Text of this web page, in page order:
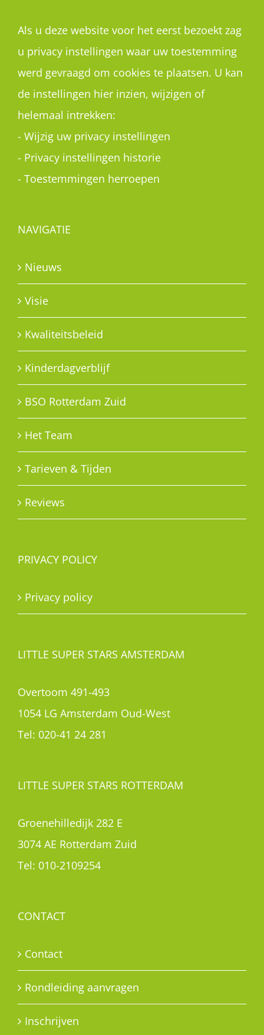
Als u deze website voor het eerst bezoekt zag
u privacy instellingen waar uw toestemming
werd gevraagd om cookies te plaatsen. U kan
de instellingen hier inzien, wijzigen of
helemaal intrekken:
- Wijzig uw privacy instellingen
- Privacy instellingen historie
- Toestemmingen herroepen
NAVIGATIE
Nieuws
Visie
Kwaliteitsbeleid
Kinderdagverblijf
BSO Rotterdam Zuid
Het Team
Tarieven & Tijden
Reviews
PRIVACY POLICY
Privacy policy
LITTLE SUPER STARS AMSTERDAM
Overtoom 491-493
1054 LG Amsterdam Oud-West
Tel: 020-41 24 281
LITTLE SUPER STARS ROTTERDAM
Groenehilledijk 282 E
3074 AE Rotterdam Zuid
Tel: 010-2109254
CONTACT
Contact
Rondleiding aanvragen
Inschrijven